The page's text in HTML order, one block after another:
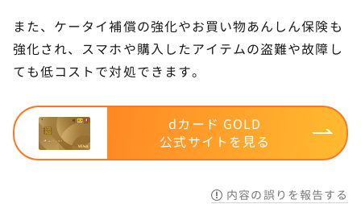
また、ケータイ補償の強化やお買い物あんしん保険も
強化され、スマホや購入したアイテムの盗難や故障し
ても低コストで対処できます。
dカード GOLD
公式サイトを見る
内容の誤りを報告する